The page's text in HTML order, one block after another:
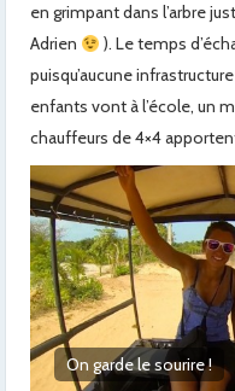
en grimpant dans l’arbre
Adrien
). Le temps
puisqu’aucune
enfants vont à l’école, un
chauffeurs de 4×4
Jesus est partout ici,